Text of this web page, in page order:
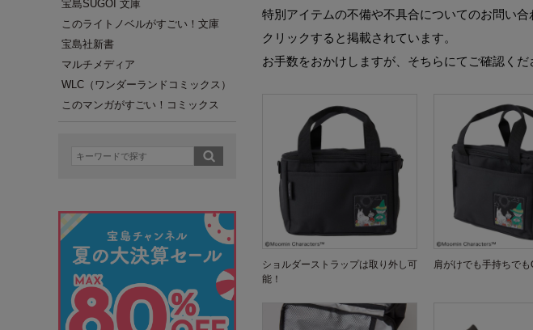
宝島SUGOI 文庫
このライトノベルがすごい！文庫
宝島社新書
マルチメディア
WLC（ワンダーランドコミックス）
このマンガがすごい！コミックス
特別アイテムの不備や不具合についてのお問い
クリックすると掲載されています。
お手数をおかけしますが、そちらにてご確認くだ
ショルダーストラップは取り外し可
能！
肩がけでも手持ちでも